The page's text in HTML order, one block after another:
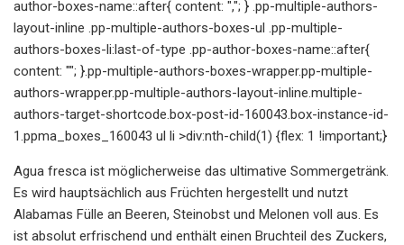
author-boxes-name::after{ content: ","; } .pp-multiple-authors-
layout-inline .pp-multiple-authors-boxes-ul .pp-multiple-
authors-boxes-li:last-of-type .pp-author-boxes-name::after{
content: ""; }.pp-multiple-authors-boxes-wrapper.pp-multiple-
authors-wrapper.pp-multiple-authors-layout-inline.multiple-
authors-target-shortcode.box-post-id-160043.box-instance-id-
1.ppma_boxes_160043 ul li >div:nth-child(1) {flex: 1 !important;}
Agua fresca ist möglicherweise das ultimative Sommergetränk.
Es wird hauptsächlich aus Früchten hergestellt und nutzt
Alabamas Fülle an Beeren, Steinobst und Melonen voll aus. Es
ist absolut erfrischend und enthält einen Bruchteil des Zuckers,